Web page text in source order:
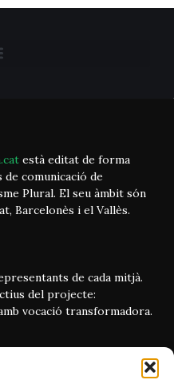
està editat de forma
comunicació de
Plural. El seu àmbit són
Barcelonès i el Vallès.
de cada mitjà.
del projecte:
vocació transformadora.